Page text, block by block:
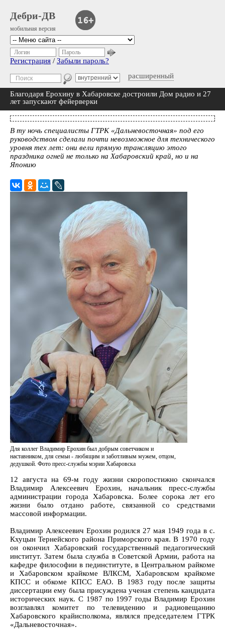
Дебри-ДВ
мобильная версия
расширенный
Логин Пароль
Регистрация / Забыли пароль?
Благодаря Ерохину в Хабаровске достроили Дом радио и 27
лет запускают фейерверки
В ту ночь специалисты ГТРК «Дальневосточная» под его
руководством сделали почти невозможное для технического
уровня тех лет: они вели прямую трансляцию этого
праздника огней не только на Хабаровский край, но и на
Японию
Для коллег Владимир Ерохин был добрым советчиком и
наставником, для семьи - любящим и заботливым мужем, отцом,
дедушкой. Фото пресс-службы мэрии Хабаровска
12 августа на 69-м году жизни скоропостижно скончался
Владимир Алексеевич Ерохин, начальник пресс-службы
администрации города Хабаровска. Более сорока лет его
жизни было отдано работе, связанной со средствами
массовой информации.
Владимир Алексеевич Ерохин родился 27 мая 1949 года в с.
Кхуцын Тернейского района Приморского края. В 1970 году
он окончил Хабаровский государственный педагогический
институт. Затем была служба в Советской Армии, работа на
кафедре философии в пединституте, в Центральном райкоме
и Хабаровском крайкоме ВЛКСМ, Хабаровском крайкоме
КПСС и обкоме КПСС ЕАО. В 1983 году после защиты
диссертации ему была присуждена ученая степень кандидата
исторических наук. С 1987 по 1997 годы Владимир Ерохин
возглавлял комитет по телевидению и радиовещанию
Хабаровского крайисполкома, являлся председателем ГТРК
«Дальневосточная».